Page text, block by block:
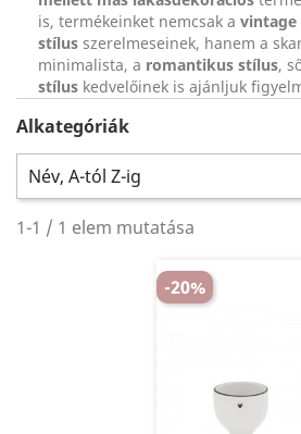
is, termékeinket nemcsak a vintage
stílus szerelmeseinek, hanem a
minimalista, a romantikus stílus,
stílus kedvelőinek is ajánljuk
Alkategóriák
Név, A-tól Z-ig
1-1 / 1 elem mutatása
-20%